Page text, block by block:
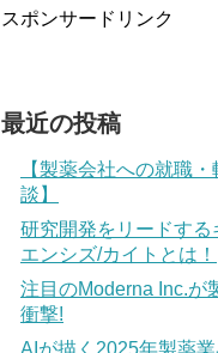
スポンサードリンク
最近の投稿
【製薬会社への就職
談】
研究開発をリードする
エンシズ/カイトとは！
注目のModerna Inc.が
衝撃!